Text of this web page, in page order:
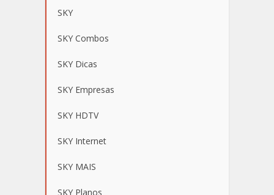
SKY
SKY Combos
SKY Dicas
SKY Empresas
SKY HDTV
SKY Internet
SKY MAIS
SKY Planos